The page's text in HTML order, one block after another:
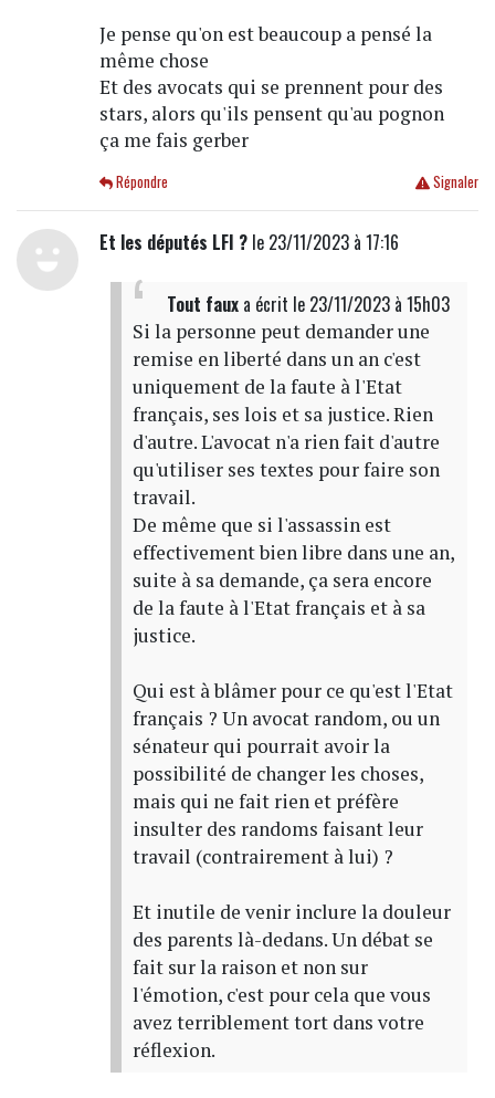
Je pense qu'on est beaucoup a pensé la
même chose
Et des avocats qui se prennent pour des
stars, alors qu'ils pensent qu'au pognon
ça me fais gerber
Signaler
Répondre
Et les députés LFI ?le 23/11/2023 à 17:16
Tout fauxa écrit le 23/11/2023 à 15h03
Si la personne peut demander une
remise en liberté dans un an c'est
uniquement de la faute à l'Etat
français, ses lois et sa justice. Rien
d'autre. L'avocat n'a rien fait d'autre
qu'utiliser ses textes pour faire son
travail.
De même que si l'assassin est
effectivement bien libre dans une an,
suite à sa demande, ça sera encore
de la faute à l'Etat français et à sa
justice.
Qui est à blâmer pour ce qu'est l'Etat
français ? Un avocat random, ou un
sénateur qui pourrait avoir la
possibilité de changer les choses,
mais qui ne fait rien et préfère
insulter des randoms faisant leur
travail (contrairement à lui) ?
Et inutile de venir inclure la douleur
des parents là-dedans. Un débat se
fait sur la raison et non sur
l'émotion, c'est pour cela que vous
avez terriblement tort dans votre
réflexion.